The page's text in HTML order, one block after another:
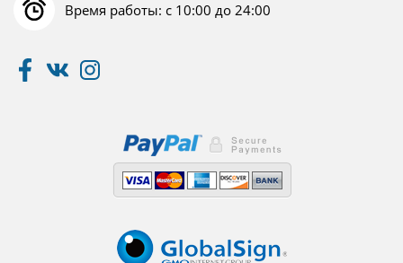
Время работы: с 10:00 до 24:00